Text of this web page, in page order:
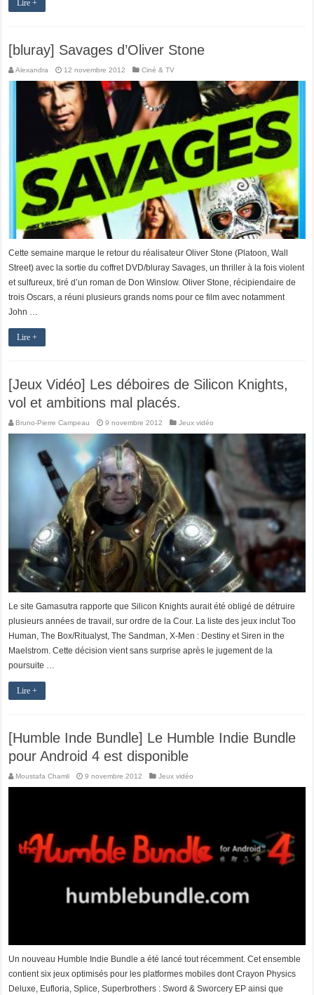
Lire +
[bluray] Savages d’Oliver Stone
Alexandra 12 novembre 2012 Ciné & TV
Cette semaine marque le retour du réalisateur Oliver Stone (Platoon, Wall
Street) avec la sortie du coffret DVD/bluray Savages, un thriller à la fois violent
et sulfureux, tiré d’un roman de Don Winslow. Oliver Stone, récipiendaire de
trois Oscars, a réuni plusieurs grands noms pour ce film avec notamment
John …
Lire +
[Jeux Vidéo] Les déboires de Silicon Knights,
vol et ambitions mal placés.
Bruno-Pierre Campeau 9 novembre 2012 Jeux vidéo
Le site Gamasutra rapporte que Silicon Knights aurait été obligé de détruire
plusieurs années de travail, sur ordre de la Cour. La liste des jeux inclut Too
Human, The Box/Ritualyst, The Sandman, X-Men : Destiny et Siren in the
Maelstrom. Cette décision vient sans surprise après le jugement de la
poursuite …
Lire +
[Humble Inde Bundle] Le Humble Indie Bundle
pour Android 4 est disponible
Moustafa Chamli 9 novembre 2012 Jeux vidéo
Un nouveau Humble Indie Bundle a été lancé tout récemment. Cet ensemble
contient six jeux optimisés pour les platformes mobiles dont Crayon Physics
Deluxe, Eufloria, Splice, Superbrothers : Sword & Sworcery EP ainsi que